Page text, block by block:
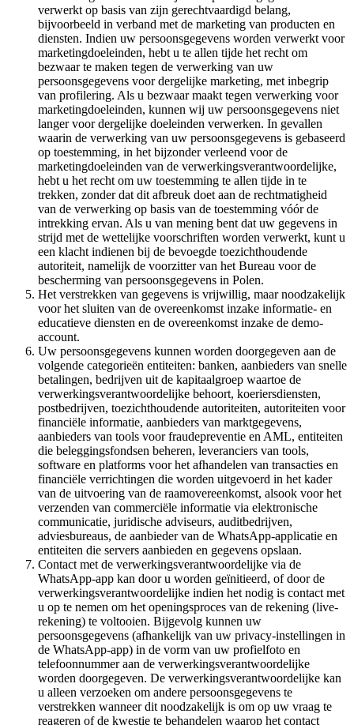
verwerkt op basis van zijn gerechtvaardigd belang,
bijvoorbeeld in verband met de marketing van producten en
diensten. Indien uw persoonsgegevens worden verwerkt voor
marketingdoeleinden, hebt u te allen tijde het recht om
bezwaar te maken tegen de verwerking van uw
persoonsgegevens voor dergelijke marketing, met inbegrip
van profilering. Als u bezwaar maakt tegen verwerking voor
marketingdoeleinden, kunnen wij uw persoonsgegevens niet
langer voor dergelijke doeleinden verwerken. In gevallen
waarin de verwerking van uw persoonsgegevens is gebaseerd
op toestemming, in het bijzonder verleend voor de
marketingdoeleinden van de verwerkingsverantwoordelijke,
hebt u het recht om uw toestemming te allen tijde in te
trekken, zonder dat dit afbreuk doet aan de rechtmatigheid
van de verwerking op basis van de toestemming vóór de
intrekking ervan. Als u van mening bent dat uw gegevens in
strijd met de wettelijke voorschriften worden verwerkt, kunt u
een klacht indienen bij de bevoegde toezichthoudende
autoriteit, namelijk de voorzitter van het Bureau voor de
bescherming van persoonsgegevens in Polen.
Het verstrekken van gegevens is vrijwillig, maar noodzakelijk
voor het sluiten van de overeenkomst inzake informatie- en
educatieve diensten en de overeenkomst inzake de demo-
account.
Uw persoonsgegevens kunnen worden doorgegeven aan de
volgende categorieën entiteiten: banken, aanbieders van snelle
betalingen, bedrijven uit de kapitaalgroep waartoe de
verwerkingsverantwoordelijke behoort, koeriersdiensten,
postbedrijven, toezichthoudende autoriteiten, autoriteiten voor
financiële informatie, aanbieders van marktgegevens,
aanbieders van tools voor fraudepreventie en AML, entiteiten
die beleggingsfondsen beheren, leveranciers van tools,
software en platforms voor het afhandelen van transacties en
financiële verrichtingen die worden uitgevoerd in het kader
van de uitvoering van de raamovereenkomst, alsook voor het
verzenden van commerciële informatie via elektronische
communicatie, juridische adviseurs, auditbedrijven,
adviesbureaus, de aanbieder van de WhatsApp-applicatie en
entiteiten die servers aanbieden en gegevens opslaan.
Contact met de verwerkingsverantwoordelijke via de
WhatsApp-app kan door u worden geïnitieerd, of door de
verwerkingsverantwoordelijke indien het nodig is contact met
u op te nemen om het openingsproces van de rekening (live-
rekening) te voltooien. Bijgevolg kunnen uw
persoonsgegevens (afhankelijk van uw privacy-instellingen in
de WhatsApp-app) in de vorm van uw profielfoto en
telefoonnummer aan de verwerkingsverantwoordelijke
worden doorgegeven. De verwerkingsverantwoordelijke kan
u alleen verzoeken om andere persoonsgegevens te
verstrekken wanneer dit noodzakelijk is om op uw vraag te
reageren of de kwestie te behandelen waarop het contact